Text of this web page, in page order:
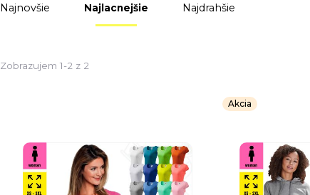
Najnovšie Najlacnejšie Najdrahšie
Zobrazujem 1-2 z 2
Akcia